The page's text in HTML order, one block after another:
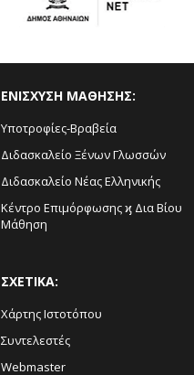
ΕΝΙΣΧΥΣΗ ΜΑΘΗΣΗΣ:
Υποτροφίες-Βραβεία
Διδασκαλείο Ξένων Γλωσσών
Διδασκαλείο Νέας Ελληνικής
Κέντρο Επιμόρφωσης ϗ Δια Βίου
Μάθηση
ΣΧΕΤΙΚΑ:
Χάρτης Ιστοτόπου
Συντελεστές
Webmaster